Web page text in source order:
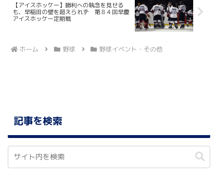
【アイスホッケー】勝利への執念を見せる
も、早稲田の壁を超えられず 第８４回早慶
アイスホッケー定期戦
ホーム 野球 野球イベント・その他
記事を検索